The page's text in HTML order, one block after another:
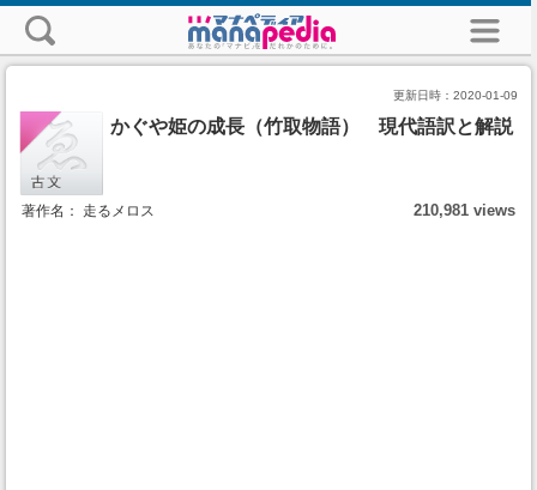
更新日時： 2020-01-09
かぐや姫の成長（竹取物語） 現代語訳と解説
著作名： 走るメロス 210,981 views